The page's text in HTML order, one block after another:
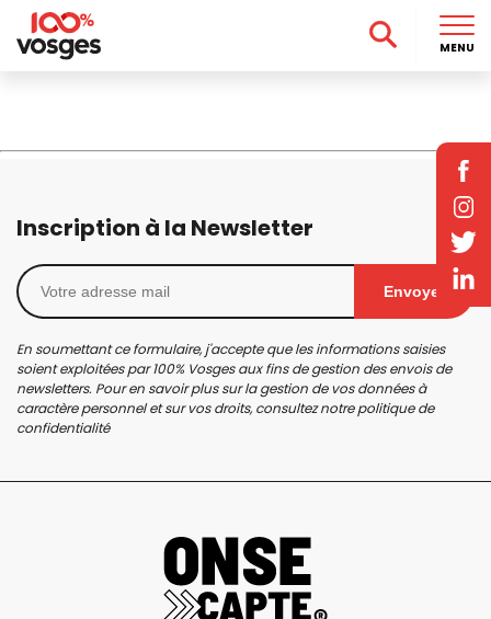
Inscription à la Newsletter
Envoyer
En soumettant ce formulaire, j'accepte que les informations saisies
soient exploitées par 100% Vosges aux fins de gestion des envois de
newsletters. Pour en savoir plus sur la gestion de vos données à
caractère personnel et sur vos droits, consultez notrepolitique de
confidentialité
MENU